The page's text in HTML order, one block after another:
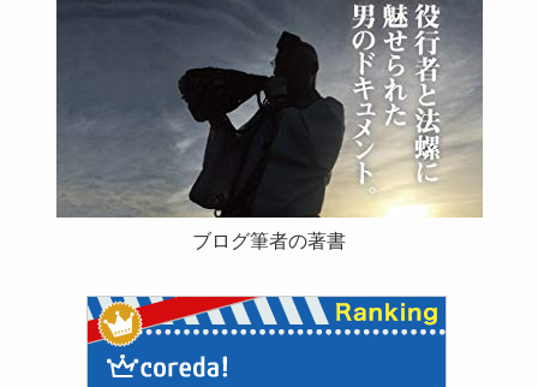
ブログ筆者の著書